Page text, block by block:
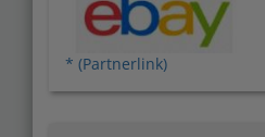
* (Partnerlink)